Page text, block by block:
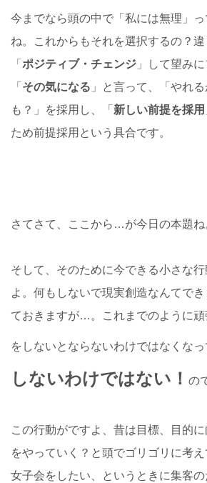
今までなら頭の中で「私には無理」
ね。これからもそれを選択するの？
「 ポジティブ・チェンジ 」して望み
「 その気になる 」と言って、「やれ
も？」を採用し、「 新しい前提を採用
ため前提採用という具合です。
さてさて、ここから…が今日の本題ね
そして、そのために今できる小さな
よ。何もしないで現実創造なんてで
ておきますが…。これまでのように
をしないとならないわけではなくな
しないわけではない！ の
この行動がですよ、昔は目標、目的
をやっていく？と頭でゴリゴリに考
女子会をしたい、というときに集客